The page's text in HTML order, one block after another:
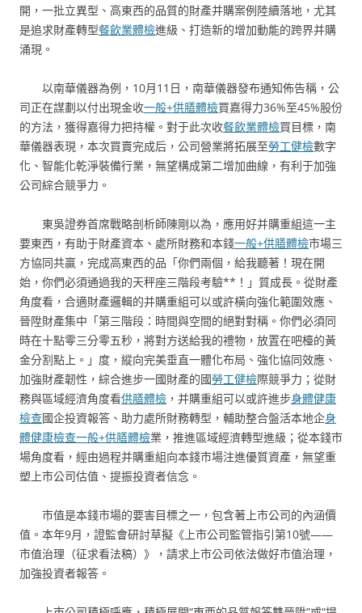
開，一批立異型、高東西的品質的財產并購案例陸續落地，尤其
是追求財產轉型餐飲業體檢進級、打造新的增加動能的跨界并購
涌現。
以南華儀器為例，10月11日，南華儀器發布通知佈告稱，公
司正在謀劃以付出現金收一般+供膳體檢買嘉得力36%至45%股份
的方法，獲得嘉得力把持權。對于此次收餐飲業體檢買目標，南
華儀器表現，本次買賣完成后，公司營業將拓展至勞工健檢數字
化、智能化乾淨裝備行業，無望構成第二增加曲線，有利于加強
公司綜合競爭力。
東吳證券首席戰略剖析師陳剛以為，應用好并購重組這一主
要東西，有助于財產資本、處所財務和本錢一般+供膳體檢市場三
方協同共贏，完成高東西的品「你們兩個，給我聽著！現在開
始，你們必須通過我的天秤座三階段考驗**！」質成長。從財產
角度看，合適財產邏輯的并購重組可以或許橫向強化範圍效應、
晉陞財產集中「第三階段：時間與空間的絕對對稱。你們必須同
時在十點零三分零五秒，將對方送給我的禮物，放置在吧檯的黃
金分割點上。」度，縱向完美垂直一體化布局、強化協同效應、
加強財產韌性，綜合進步一國財產的國勞工健檢際競爭力；從財
務與區域經濟角度看供膳體檢 ，并購重組可以或許進步身體健康
檢查國企投資報答、助力處所財務轉型，輔助整合盤活本地企身
體健康檢查一般+供膳體檢業，推進區域經濟轉型進級；從本錢市
場角度看，經由過程并購重組向本錢市場注進優質資產，無望重
塑上市公司估值、提振投資者信念。
市值是本錢市場的要害目標之一，包含著上市公司的內涵價
值。本年9月，證監會研討草擬《上市公司監管指引第10號——
市值治理（征求看法稿）》，請求上市公司依法做好市值治理，
加強投資者報答。